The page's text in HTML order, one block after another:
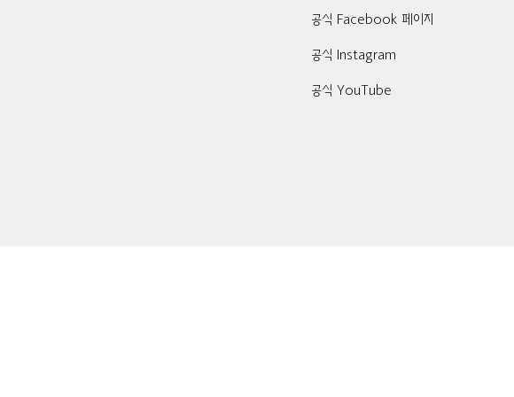
공식 Facebook 페이지
공식 Instagram
공식 YouTube